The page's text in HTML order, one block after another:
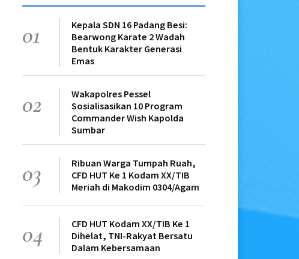
01
Kepala SDN 16 Padang Besi:
Bearwong Karate 2 Wadah
Bentuk Karakter Generasi
Emas
02
Wakapolres Pessel
Sosialisasikan 10 Program
Commander Wish Kapolda
Sumbar
03
Ribuan Warga Tumpah Ruah,
CFD HUT Ke 1 Kodam XX/TIB
Meriah di Makodim 0304/Agam
04
CFD HUT Kodam XX/TIB Ke 1
Dihelat, TNI-Rakyat Bersatu
Dalam Kebersamaan